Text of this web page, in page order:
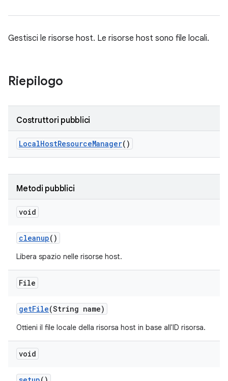
Gestisci le risorse host. Le risorse host sono file locali.
Riepilogo
Costruttori pubblici
LocalHostResourceManager()
Metodi pubblici
void
cleanup()
Libera spazio nelle risorse host.
File
getFile(String name)
Ottieni il file locale della risorsa host in base all'ID risorsa.
void